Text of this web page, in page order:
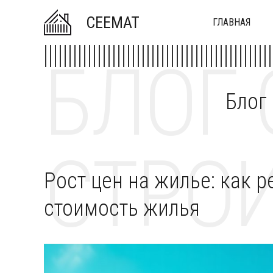
CEEMAT ГЛАВНАЯ
БЛОГ
Рост цен на жилье: как
стоимость жилья